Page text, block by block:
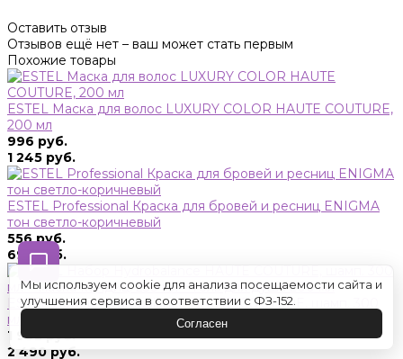
Оставить отзыв
Отзывов ещё нет – ваш может стать первым
Похожие товары
ESTEL Маска для волос LUXURY COLOR HAUTE COUTURE,
200 мл
996 руб.
1 245 руб.
ESTEL Professional Краска для бровей и ресниц ENIGMA
тон светло-коричневый
556 руб.
695 руб.
ESTEL Набор Hydrobalance HAUTE COUTURE, шамп. 300
мл + маска-кондиц. 250 мл + гель для душа 200 мл
1 992 руб.
2 490 руб.
Мы используем cookie для анализа посещаемости сайта и
улучшения сервиса в соответствии с ФЗ-152.
Согласен